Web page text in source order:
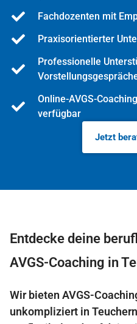
Fachdozenten mit
Praxisorientierter
Professionelle
Online-AVGS-
verfügbar
Jetzt
Entdecke deine
AVGS-Coaching in
Wir bieten AVGS-
unkompliziert in